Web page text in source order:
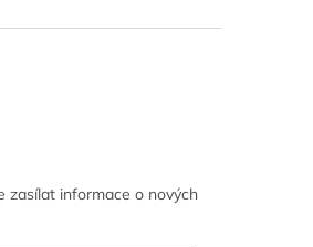
zasílat informace o nových